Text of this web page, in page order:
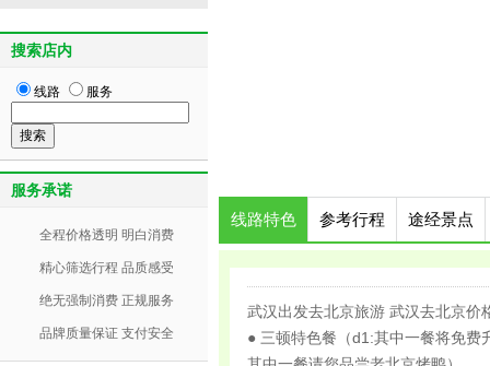
线路特色 参考行程 途经景点
武汉出发去北京旅游 武汉去北京价
● 三顿特色餐（d1:其中一餐将免费
搜索店内
线路 服务
服务承诺
全程价格透明 明白消费
精心筛选行程 品质感受
绝无强制消费 正规服务
品牌质量保证 支付安全